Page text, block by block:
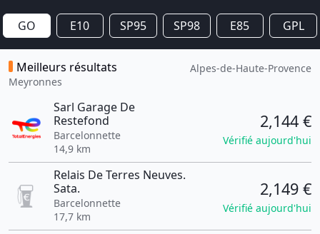
GO E10 SP95 SP98 E85 GPL
Meilleurs résultats
Meyronnes
Alpes-de-Haute-Provence
Sarl Garage De
Restefond
Barcelonnette
14,9 km
2,144 €
Vérifié aujourd'hui
Relais De Terres Neuves.
Sata.
Barcelonnette
17,7 km
2,149 €
Vérifié aujourd'hui